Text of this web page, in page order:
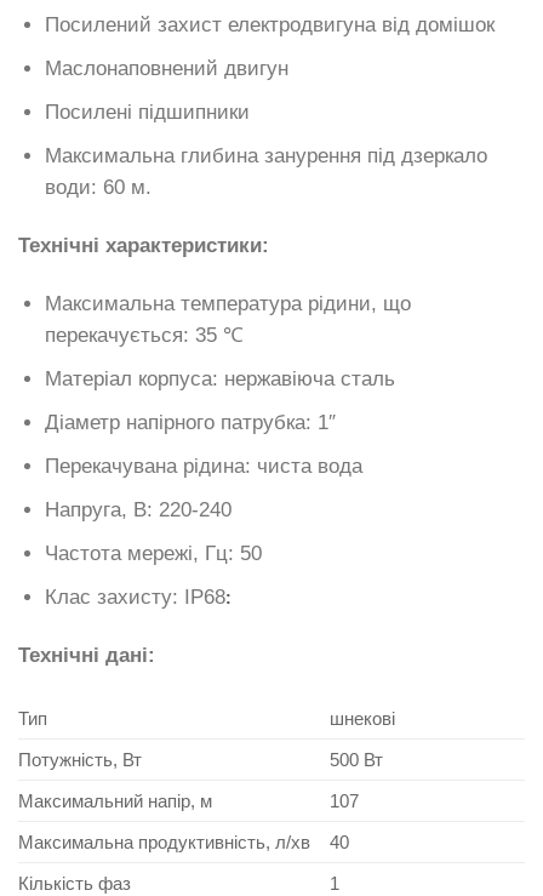
Посилений захист електродвигуна від домішок
Маслонаповнений двигун
Посилені підшипники
Максимальна глибина занурення під дзеркало
води: 60 м.
Технічні характеристики:
Максимальна температура рідини, що
перекачується: 35 ℃
Матеріал корпуса: нержавіюча сталь
Діаметр напірного патрубка: 1″
Перекачувана рідина: чиста вода
Напруга, В: 220-240
Частота мережі, Гц: 50
Клас захисту: IP68:
Технічні дані:
Тип
шнекові
Потужність, Вт
500 Вт
Максимальний напір, м
107
Максимальна продуктивність, л/хв
40
Кількість фаз
1